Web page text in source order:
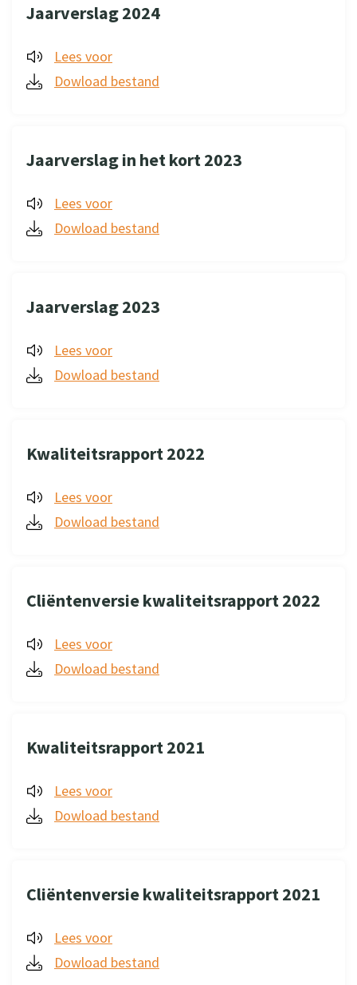
Jaarverslag 2024
Lees voor
Dowload bestand
Jaarverslag in het kort 2023
Lees voor
Dowload bestand
Jaarverslag 2023
Lees voor
Dowload bestand
Kwaliteitsrapport 2022
Lees voor
Dowload bestand
Cliëntenversie kwaliteitsrapport 2022
Lees voor
Dowload bestand
Kwaliteitsrapport 2021
Lees voor
Dowload bestand
Cliëntenversie kwaliteitsrapport 2021
Lees voor
Dowload bestand